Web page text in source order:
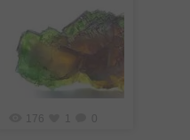
176